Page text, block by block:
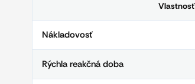
Vlastnosť
Nákladovosť
Rýchla reakčná doba